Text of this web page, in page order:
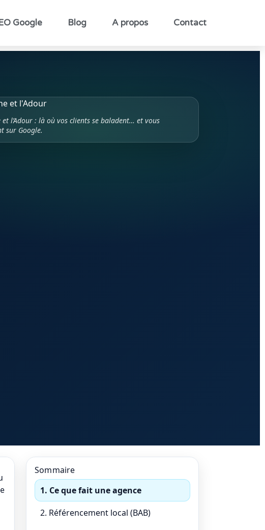
Google Blog A propos Contact
et l’Adour : là où vos clients se baladent… et vous
sur Google.
Sommaire
1. Ce que fait une agence
2. Référencement local (BAB)